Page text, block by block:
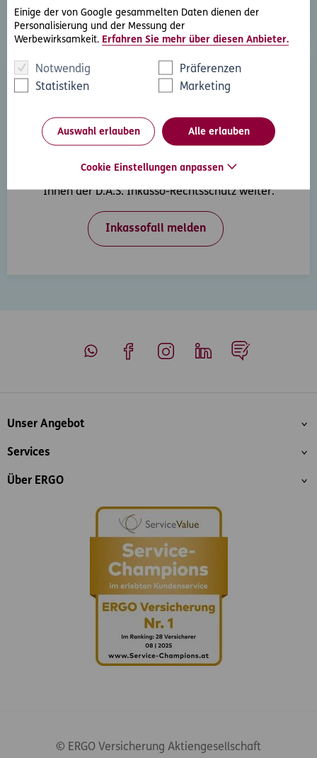
Einige der von Google gesammelten Daten dienen der
Personalisierung und der Messung der
Werbewirksamkeit. Erfahren Sie mehr über diesen Anbieter.
Notwendig
Präferenzen
Statistiken
Marketing
Auswahl erlauben Alle erlauben
Cookie Einstellungen anpassen
Wenn Ihre Kunden in Zahlungsverzug geraten, hilft
Ihnen der D.A.S. Inkasso-Rechtsschutz weiter.
Inkassofall melden
Inhaltsübersicht
Unser Angebot
Services
Über ERGO
© ERGO Versicherung Aktiengesellschaft